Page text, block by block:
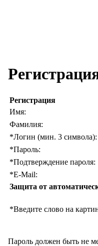
Регистрация
Имя:
Фамилия:
*Логин (мин. 3 символа):
*Пароль:
*Подтверждение пароля:
*E-Mail:
Защита от
*Введите слово на
Пароль должен быть не